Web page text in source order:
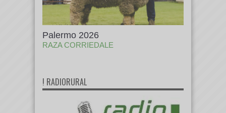
Palermo 2026
RAZA CORRIEDALE
! RADIORURAL